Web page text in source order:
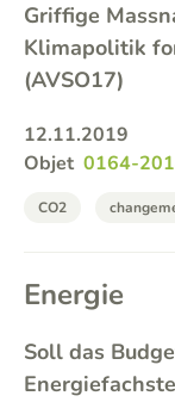
Griffige
Klimapolitik
(AVSO17)
12.11.2019
Objet 0164-
CO2
Energie
Soll das